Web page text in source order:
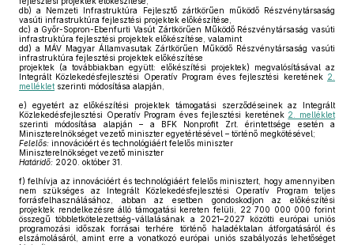
db) a Nemzeti Infrastruktúra Fejlesztő zártkörűen működő Részvénytársaság
vasúti infrastruktúra fejlesztési projektek előkészítése,
dc) a Győr-Sopron-Ebenfurti Vasút Zártkörűen Működő Részvénytársaság vasúti
infrastruktúra fejlesztési projektek előkészítése, valamint
dd) a MÁV Magyar Államvasutak Zártkörűen Működő Részvénytársaság vasúti
infrastruktúra fejlesztési projektek előkészítése
projektek (a továbbiakban együtt: előkészítési projektek) megvalósításával az
Integrált Közlekedésfejlesztési Operatív Program éves fejlesztési keretének 2.
melléklet szerinti módosítása alapján,
e) egyetért az előkészítési projektek támogatási szerződéseinek az Integrált
Közlekedésfejlesztési Operatív Program éves fejlesztési keretének 2. melléklet
szerinti módosítása alapján – a BFK Nonprofit Zrt. érintettsége esetén a
Miniszterelnökséget vezető miniszter egyetértésével – történő megkötésével;
Felelős: innovációért és technológiáért felelős miniszter
Miniszterelnökséget vezető miniszter
Határidő: 2020. október 31.
f) felhívja az innovációért és technológiáért felelős minisztert, hogy amennyiben
nem szükséges az Integrált Közlekedésfejlesztési Operatív Program teljes
forrásfelhasználásához, abban az esetben gondoskodjon az előkészítési
projektek rendelkezésre álló támogatási kereten felüli, 22 700 000 000 forint
összegű többletkötelezettség-vállalásának a 2021–2027 közötti európai uniós
programozási időszak forrásai terhére történő haladéktalan átforgatásáról és
elszámolásáról, amint erre a vonatkozó európai uniós szabályozás lehetőséget